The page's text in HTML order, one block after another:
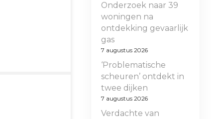
Onderzoek naar 39
woningen na
ontdekking gevaarlijk
gas
7 augustus 2026
‘Problematische
scheuren’ ontdekt in
twee dijken
7 augustus 2026
Verdachte van